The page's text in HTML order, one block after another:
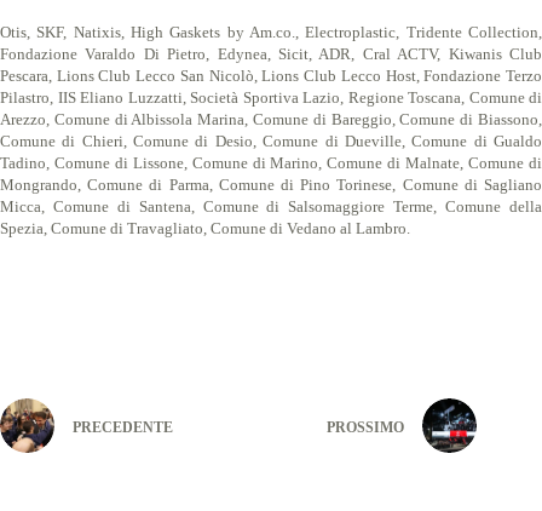
Otis, SKF, Natixis, High Gaskets by Am.co., Electroplastic, Tridente Collection,
Fondazione Varaldo Di Pietro, Edynea, Sicit, ADR, Cral ACTV, Kiwanis Club
Pescara, Lions Club Lecco San Nicolò, Lions Club Lecco Host, Fondazione Terzo
Pilastro, IIS Eliano Luzzatti, Società Sportiva Lazio, Regione Toscana, Comune di
Arezzo, Comune di Albissola Marina, Comune di Bareggio, Comune di Biassono,
Comune di Chieri, Comune di Desio, Comune di Dueville, Comune di Gualdo
Tadino, Comune di Lissone, Comune di Marino, Comune di Malnate, Comune di
Mongrando, Comune di Parma, Comune di Pino Torinese, Comune di Sagliano
Micca, Comune di Santena, Comune di Salsomaggiore Terme, Comune della
Spezia, Comune di Travagliato, Comune di Vedano al Lambro.
PRECEDENTE PROSSIMO